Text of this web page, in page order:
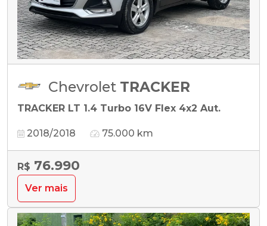
Chevrolet TRACKER
TRACKER LT 1.4 Turbo 16V Flex 4x2 Aut.
2018/2018 75.000 km
R$ 76.990
Ver mais